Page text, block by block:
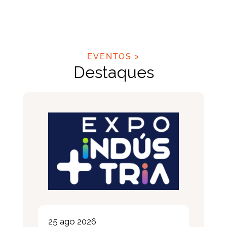
EVENTOS >
Destaques
27 out 2026